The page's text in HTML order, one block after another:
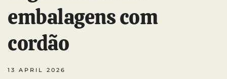
embalagens com
cordão
13 APRIL 2026